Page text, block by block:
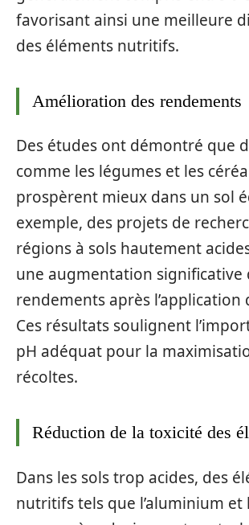
favorisant ainsi une meilleure
des éléments nutritifs.
Amélioration des rendements
Des études ont démontré que
comme les légumes et les
prospèrent mieux dans un sol
exemple, des projets de
régions à sols hautement
une augmentation significative
rendements après l’application
Ces résultats soulignent
pH adéquat pour la
récoltes.
Réduction de la toxicité des
Dans les sols trop acides, des
nutritifs tels que l’aluminium et